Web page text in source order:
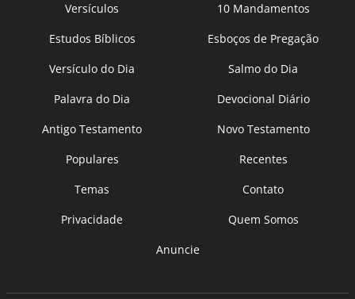
Versículos
10 Mandamentos
Estudos Bíblicos
Esboços de Pregação
Versículo do Dia
Salmo do Dia
Palavra do Dia
Devocional Diário
Antigo Testamento
Novo Testamento
Populares
Recentes
Temas
Contato
Privacidade
Quem Somos
Anuncie